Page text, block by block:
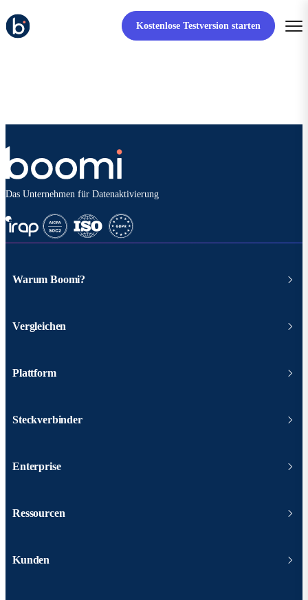
Kostenlose Testversion starten
Das Unternehmen für Datenaktivierung
Warum Boomi?
Vergleichen
Plattform
Steckverbinder
Enterprise
Ressourcen
Kunden